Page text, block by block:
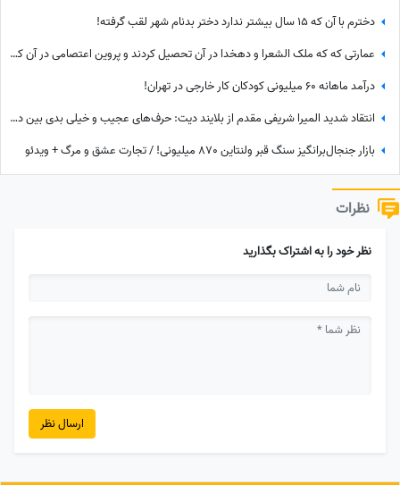
دخترم با آن که ۱۵ سال بیشتر ندارد دختر بدنام شهر لقب گرفته!
عمارتی که که ملک الشعرا و دهخدا در آن تحصیل کردند و پروین اعتصامی در آن کار کرد + عکس
درآمد ماهانه 60 میلیونی کودکان کار خارجی در تهران!
انتقاد شدید المیرا شریفی مقدم از بلایند دیت: حرف‌های عجیب و خیلی بدی بین دختر و پسرها رد و بدل میشد + ویدئو
بازار جنجال‌برانگیز سنگ قبر ولنتاین 870 میلیونی! / تجارت عشق و مرگ + ویدئو
نظرات
نظر خود را به اشتراک بگذارید
ارسال نظر